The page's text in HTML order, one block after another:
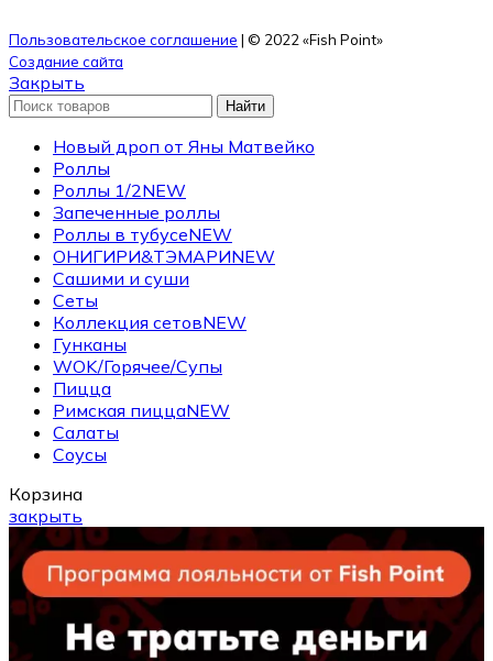
Пользовательское соглашение | © 2022 «Fish Point»
Создание сайта
Закрыть
Найти
Новый дроп от Яны Матвейко
Роллы
Роллы 1/2NEW
Запеченные роллы
Роллы в тубусеNEW
ОНИГИРИ&ТЭМАРИNEW
Сашими и суши
Сеты
Коллекция сетовNEW
Гунканы
WOK/Горячее/Супы
Пицца
Римская пиццаNEW
Салаты
Соусы
Корзина
закрыть